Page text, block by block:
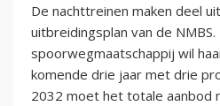
De nachttreinen maken deel
uitbreidingsplan van de
spoorwegmaatschappij wil
komende drie jaar met drie
2032 moet het totale aanbod